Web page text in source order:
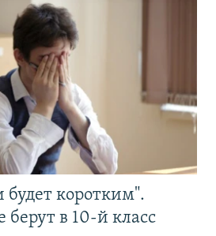
коротким".
в 10-й класс